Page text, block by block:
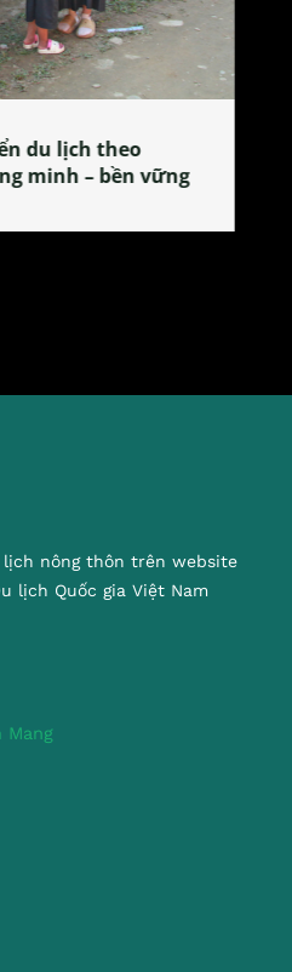
Nhi – nơi lan
nông thôn trên website
lịch Quốc gia Việt Nam